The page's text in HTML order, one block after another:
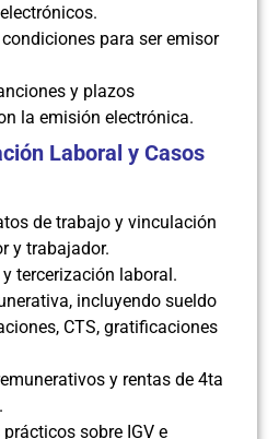
para ser emisor
y plazos
la emisión electrónica.
Laboral y Casos
de trabajo y vinculación
y trabajador.
tercerización laboral.
incluyendo sueldo
CTS, gratificaciones
y rentas de 4ta
sobre IGV e